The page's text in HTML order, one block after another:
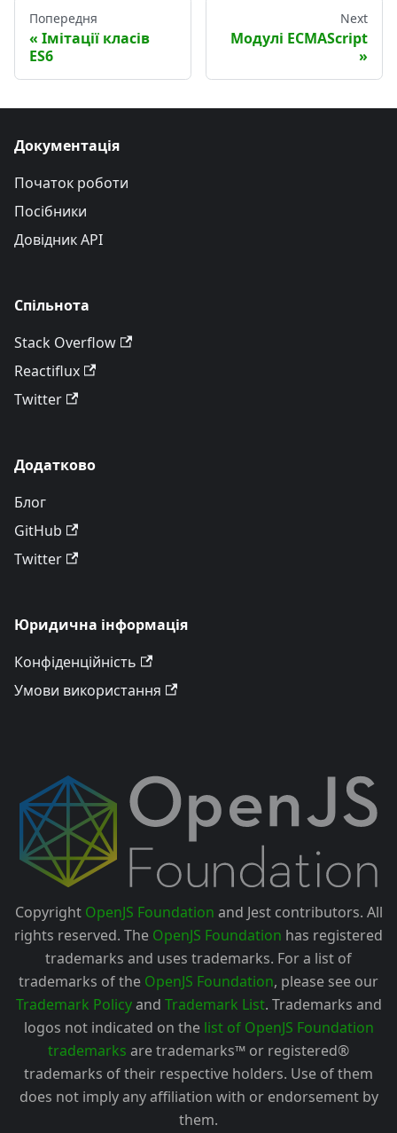
Попередня
Імітації класів
ES6
Next
Модулі ECMAScript
Документація
Початок роботи
Посібники
Довідник API
Спільнота
Stack Overflow
Reactiflux
Twitter
Додатково
Блог
GitHub
Twitter
Юридична інформація
Конфіденційність
Умови використання
Copyright OpenJS Foundation and Jest contributors. All
rights reserved. The OpenJS Foundation has registered
trademarks and uses trademarks. For a list of
trademarks of the OpenJS Foundation, please see our
Trademark Policyand Trademark List. Trademarks and
logos not indicated on the list of OpenJS Foundation
trademarks are trademarks™ or registered®
trademarks of their respective holders. Use of them
does not imply any affiliation with or endorsement by
them.